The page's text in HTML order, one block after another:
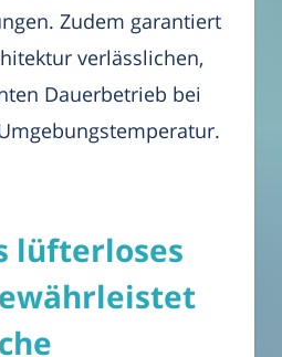
Zudem garantiert
verlässlichen,
Dauerbetrieb bei
Umgebungstemperatur.
lüfterloses